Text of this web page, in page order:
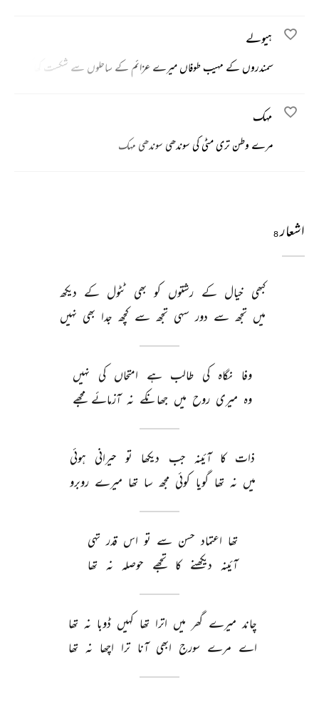
ہیولے
سمندروں کے مہیب طوفاں میرے عزائم کے ساحلوں سے شکست کھا کر پلٹ
مہک
مرے وطن تری مٹی کی سوندھی سوندھی مہک
اشعار8
کبھی خیال کے رشتوں کو بھی ٹٹول کے دیکھ
میں تجھ سے دور سہی تجھ سے کچھ جدا بھی نہیں
وفا نگاہ کی طالب ہے امتحاں کی نہیں
وہ میری روح میں جھانکے نہ آزمائے مجھے
ذات کا آئینہ جب دیکھا تو حیرانی ہوئی
میں نہ تھا گویا کوئی مجھ سا تھا میرے روبرو
تھا اعتماد حسن سے تو اس قدر تہی
آئینہ دیکھنے کا تجھے حوصلہ نہ تھا
چاند میرے گھر میں اترا تھا کہیں ڈوبا نہ تھا
اے مرے سورج ابھی آنا ترا اچھا نہ تھا